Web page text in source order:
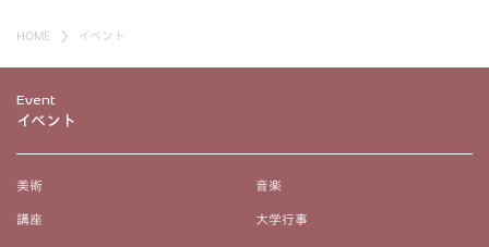
HOME イベント
Event
イベント
美術 音楽
講座 大学行事